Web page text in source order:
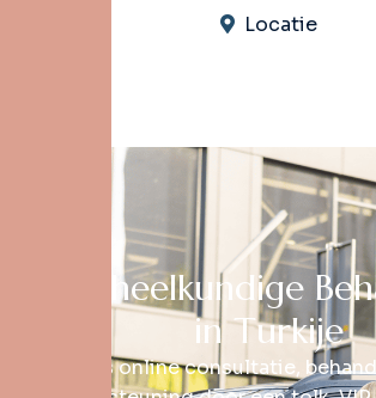
Locatie
heelkundige Beh
in Turkije
Gratis online consultatie,